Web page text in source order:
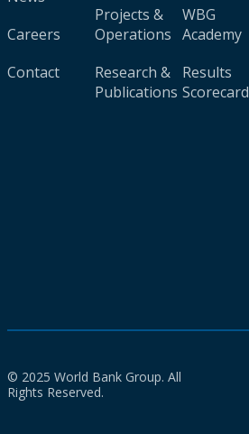
Careers
Contact
Projects &
Operations
Research &
Publications
WBG
Academy
Results
Scorecard
© 2025 World Bank Group. All
Rights Reserved.